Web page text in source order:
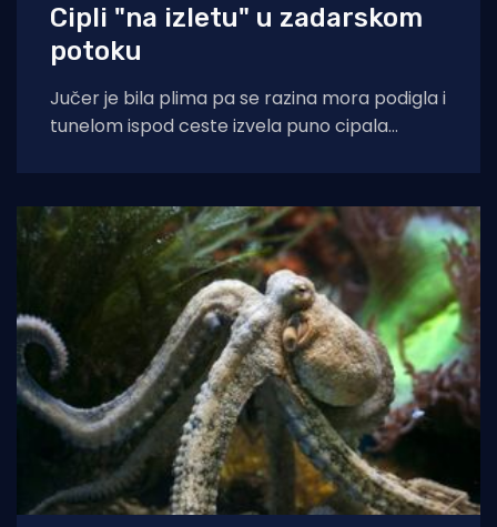
Cipli "na izletu" u zadarskom
potoku
Jučer je bila plima pa se razina mora podigla i
tunelom ispod ceste izvela puno cipala